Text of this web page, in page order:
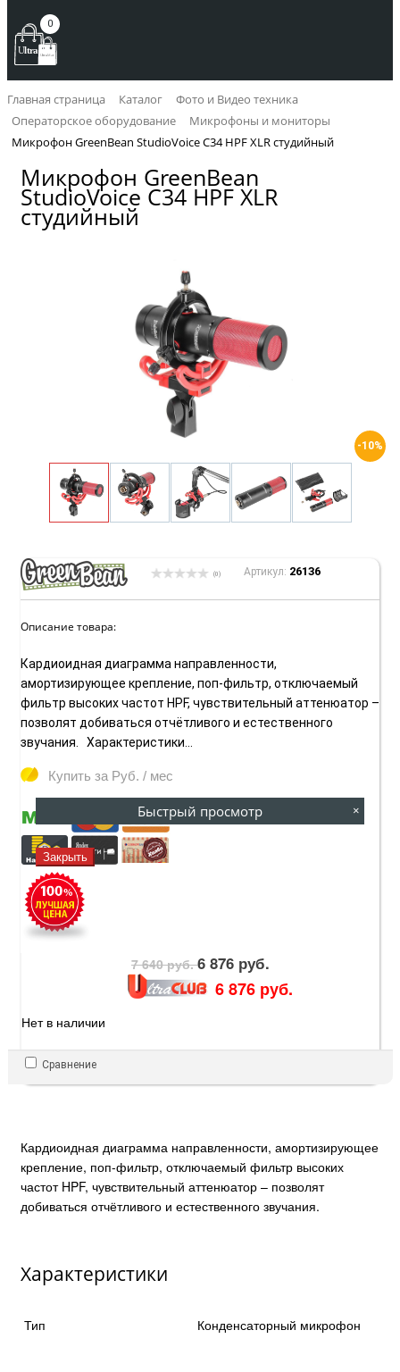
0
Главная страница Каталог
Фото и Видео техника
Операторское оборудование
Микрофоны и мониторы
Микрофон GreenBean StudioVoice С34 HPF XLR студийный
Микрофон GreenBean
StudioVoice С34 HPF XLR
студийный
-10%
(0) Артикул: 26136
Описание товара:
Кардиоидная диаграмма направленности,
амортизирующее крепление, поп-фильтр, отключаемый
фильтр высоких частот HPF, чувствительный аттенюатор –
позволят добиваться отчётливого и естественного
звучания. Характеристики...
Купить за Руб. / мес
7 640 руб.6 876 руб.
6 876 руб.
Нет в наличии
Сравнение
Кардиоидная диаграмма направленности, амортизирующее
крепление, поп-фильтр, отключаемый фильтр высоких
частот HPF, чувствительный аттенюатор – позволят
добиваться отчётливого и естественного звучания.
Характеристики
Тип Конденсаторный микрофон
Быстрый просмотр ×
Закрыть